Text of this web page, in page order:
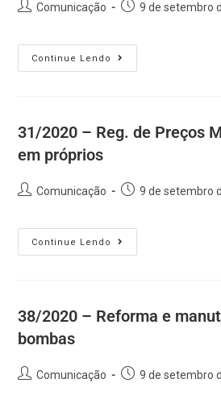
Comunicação 9 de setembro
Continue Lendo
31/2020 – Reg. de Preços
em próprios
Comunicação 9 de setembro
Continue Lendo
38/2020 – Reforma e
bombas
Comunicação 9 de setembro